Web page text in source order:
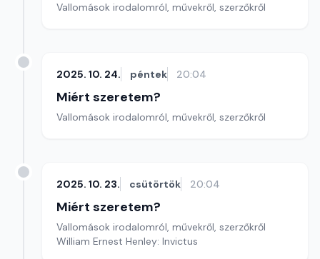
Vallomások irodalomról, művekről, szerzőkről
2025. 10. 24. péntek 20:04
Miért szeretem?
Vallomások irodalomról, művekről, szerzőkről
2025. 10. 23. csütörtök 20:04
Miért szeretem?
Vallomások irodalomról, művekről, szerzőkről
William Ernest Henley: Invictus